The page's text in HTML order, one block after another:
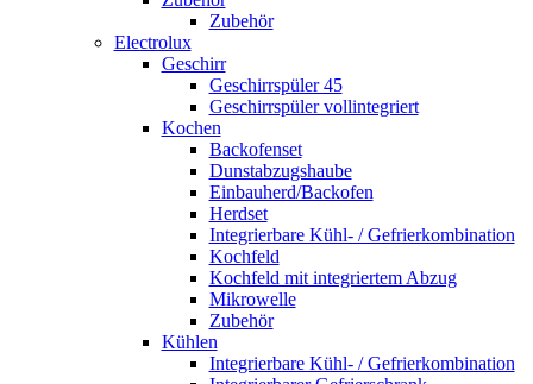
Zubehör
Electrolux
Geschirr
Geschirrspüler 45
Geschirrspüler vollintegriert
Kochen
Backofenset
Dunstabzugshaube
Einbauherd/Backofen
Herdset
Integrierbare Kühl- / Gefrierkombination
Kochfeld
Kochfeld mit integriertem Abzug
Mikrowelle
Zubehör
Kühlen
Integrierbare Kühl- / Gefrierkombination